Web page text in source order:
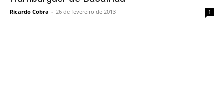
Ricardo Cobra - 26 de fevereiro de 2013 1